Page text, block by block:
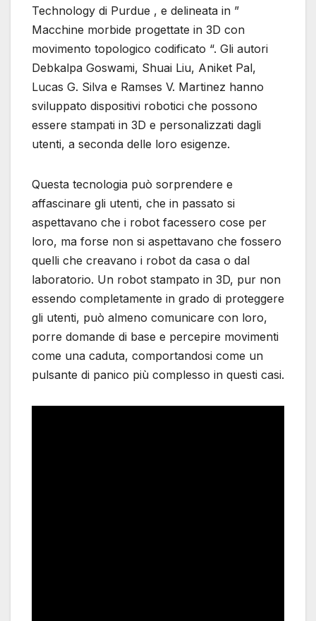
Technology di Purdue , e delineata in ”
Macchine morbide progettate in 3D con
movimento topologico codificato “. Gli autori
Debkalpa Goswami, Shuai Liu, Aniket Pal,
Lucas G. Silva e Ramses V. Martinez hanno
sviluppato dispositivi robotici che possono
essere stampati in 3D e personalizzati dagli
utenti, a seconda delle loro esigenze.
Questa tecnologia può sorprendere e
affascinare gli utenti, che in passato si
aspettavano che i robot facessero cose per
loro, ma forse non si aspettavano che fossero
quelli che creavano i robot da casa o dal
laboratorio. Un robot stampato in 3D, pur non
essendo completamente in grado di proteggere
gli utenti, può almeno comunicare con loro,
porre domande di base e percepire movimenti
come una caduta, comportandosi come un
pulsante di panico più complesso in questi casi.